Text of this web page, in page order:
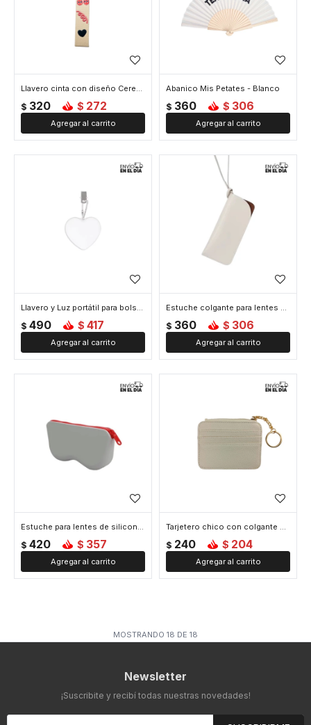
Llavero cinta con diseño Cerezas - Blanco
$ 320 $ 272
Abanico Mis Petates - Blanco
$ 360 $ 306
Llavero y Luz portátil para bolso de mano en forma de corazón - Blanco
$ 490 $ 417
Estuche colgante para lentes cuerina - Blanco
$ 360 $ 306
Estuche para lentes de silicona - Blanco
$ 420 $ 357
Tarjetero chico con colgante de llavero - Blanco
$ 240 $ 204
MOSTRANDO 18 DE 18
Newsletter
¡Suscribite y recibí todas nuestras novedades!